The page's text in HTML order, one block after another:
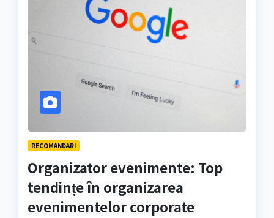
RECOMANDARI
Organizator evenimente: Top
tendințe în organizarea
evenimentelor corporate